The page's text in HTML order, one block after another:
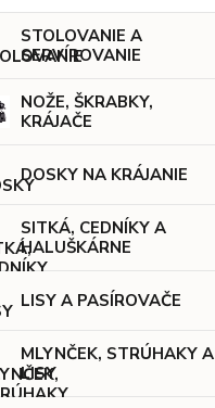
STOLOVANIE A
SERVÍROVANIE
NOŽE, ŠKRABKY,
KRÁJAČE
DOSKY NA KRÁJANIE
SITKÁ, CEDNÍKY A
HALUŠKÁRNE
LISY A PASÍROVAČE
MLYNČEK, STRÚHAKY A
LISY